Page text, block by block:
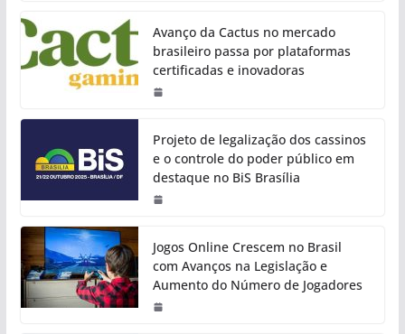
Avanço da Cactus no mercado
brasileiro passa por plataformas
certificadas e inovadoras
Projeto de legalização dos cassinos
e o controle do poder público em
destaque no BiS Brasília
Jogos Online Crescem no Brasil
com Avanços na Legislação e
Aumento do Número de Jogadores